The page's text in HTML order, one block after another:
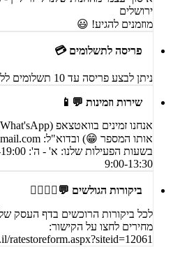
ירושלים
מוזמנים להגיע! 😃
פריסה לתשלומים 💳
ניתן לבצע פריסה עד 10 תשלומים ללא ריבית! 🤑
שירות וזמינות 💬📱
אותו המספר 😁) ובדוא"ל:
9:00-13:30
ביקורות הגולשים 💬🙋‍♀️🙋‍♂️
לכל ביקורות הרוכשים בדף העסק
מחירים לחצו על הקישור:
ratestoreform.aspx?siteid=12061